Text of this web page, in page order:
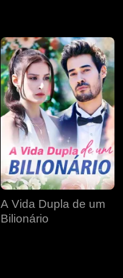
A Vida Dupla de um
Bilionário